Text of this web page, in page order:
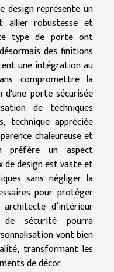
design représente un
allier robustesse et
type de porte ont
des finitions
une intégration au
compromettre la
d'une porte sécurisée
de techniques
technique appréciée
chaleureuse et
préfère un aspect
de design est vaste et
sans négliger la
pour protéger
d’intérieur
de sécurité pourra
vont bien
transformant les
de décor.